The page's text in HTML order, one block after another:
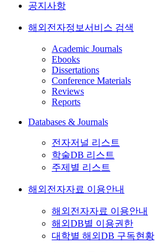
공지사항
해외전자정보서비스 검색
Academic Journals
Ebooks
Dissertations
Conference Materials
Reviews
Reports
Databases & Journals
전자저널 리스트
학술DB 리스트
주제별 리스트
해외전자자료 이용안내
해외전자자료 이용안내
해외DB별 이용권한
대학별 해외DB 구독현황